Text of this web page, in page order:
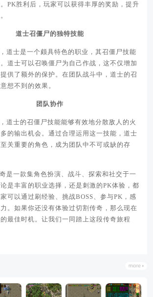
PK胜利后，玩家可以获得丰厚的奖励，提升
道士召僵尸的独特技能
道士是一个颇具特色的职业，其召僵尸技能
道士可以召唤僵尸为自己作战，这不仅增加
供了额外的保护。在团队战斗中，道士的召
想不到的效果。
团队协作
道士的召僵尸技能能够有效地分散敌人的火
的输出机会。通过合理运用这一技能，道士
关重要的角色，成为团队中不可或缺的存
是一款集角色扮演、战斗、探索和社交于一
是丰富的职业选择，还是刺激的PK体验，都
可以通过刷经验、挑战BOSS、参与PK，感
。如果你还没有体验过切割传奇，那么现在
最佳时机。让我们一同踏上这段传奇旅程